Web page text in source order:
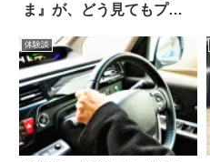
ま』が、どう見てもプロ
体験談